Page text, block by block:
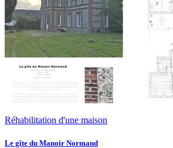
Réhabilitation d'une maison
Le gîte du Manoir Normand